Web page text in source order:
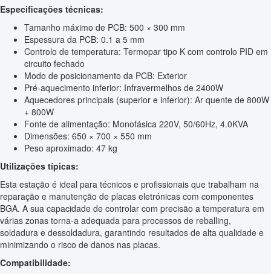
Especificações técnicas:
Tamanho máximo de PCB: 500 × 300 mm
Espessura da PCB: 0.1 a 5 mm
Controlo de temperatura: Termopar tipo K com controlo PID em
circuito fechado
Modo de posicionamento da PCB: Exterior
Pré-aquecimento inferior: Infravermelhos de 2400W
Aquecedores principais (superior e inferior): Ar quente de 800W
+ 800W
Fonte de alimentação: Monofásica 220V, 50/60Hz, 4.0KVA
Dimensões: 650 × 700 × 550 mm
Peso aproximado: 47 kg
Utilizações típicas:
Esta estação é ideal para técnicos e profissionais que trabalham na
reparação e manutenção de placas eletrónicas com componentes
BGA. A sua capacidade de controlar com precisão a temperatura em
várias zonas torna-a adequada para processos de reballing,
soldadura e dessoldadura, garantindo resultados de alta qualidade e
minimizando o risco de danos nas placas.
Compatibilidade: